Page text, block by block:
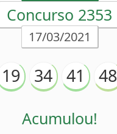
Concurso 2353
17/03/2021
19 34 41 48
Acumulou!